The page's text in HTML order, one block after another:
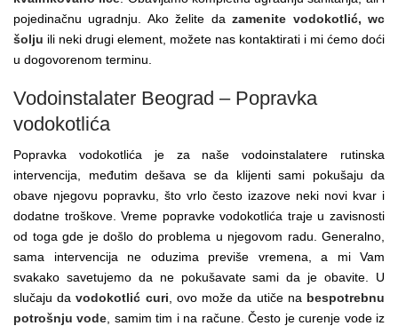
pojedinačnu ugradnju. Ako želite dazamenite vodokotlić, wc
šolju ili neki drugi element, možete nas kontaktirati i mi ćemo doći
u dogovorenom terminu.
Vodoinstalater Beograd – Popravka
vodokotlića
Popravka vodokotlića je za naše vodoinstalatere rutinska
intervencija, međutim dešava se da klijenti sami pokušaju da
obave njegovu popravku, što vrlo često izazove neki novi kvar i
dodatne troškove. Vreme popravke vodokotlića traje u zavisnosti
od toga gde je došlo do problema u njegovom radu. Generalno,
sama intervencija ne oduzima previše vremena, a mi Vam
svakako savetujemo da ne pokušavate sami da je obavite. U
slučaju davodokotlić curi , ovo može da utiče na bespotrebnu
potrošnju vode , samim tim i na račune. Često je curenje vode iz